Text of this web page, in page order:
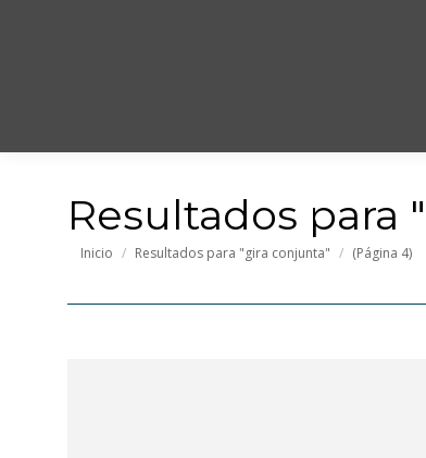
Resultados para "
Estás aquí:
Inicio Resultados para "gira conjunta" (Página 4)